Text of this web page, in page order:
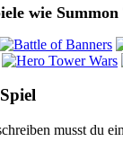
wie
musst du